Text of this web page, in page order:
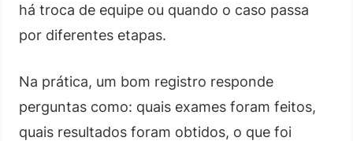
há troca de equipe ou quando o caso passa
por diferentes etapas.
Na prática, um bom registro responde
perguntas como: quais exames foram feitos,
quais resultados foram obtidos, o que foi